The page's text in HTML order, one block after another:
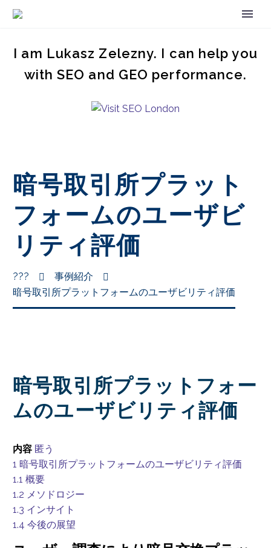
I am Lukasz Zelezny. I can help you
with SEO and GEO performance.
暗号取引所プラット
フォームのユーザビ
リティ評価
???
事例紹介
暗号取引所プラットフォームのユーザビリティ評価
暗号取引所プラットフォー
ムのユーザビリティ評価
内容 匿う
1 暗号取引所プラットフォームのユーザビリティ評価
1.1 概要
1.2 メソドロジー
1.3 インサイト
1.4 今後の展望